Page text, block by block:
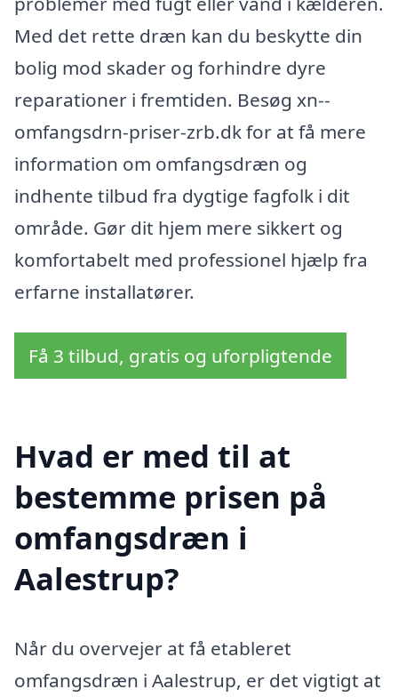
Med det rette dræn kan du beskytte din
bolig mod skader og forhindre dyre
reparationer i fremtiden. Besøg xn--
omfangsdrn-priser-zrb.dk for at få mere
information om omfangsdræn og
indhente tilbud fra dygtige fagfolk i dit
område. Gør dit hjem mere sikkert og
komfortabelt med professionel hjælp fra
erfarne installatører.
Få 3 tilbud, gratis og uforpligtende
Hvad er med til at
bestemme prisen på
omfangsdræn i
Aalestrup?
Når du overvejer at få etableret
omfangsdræn i Aalestrup, er det vigtigt at